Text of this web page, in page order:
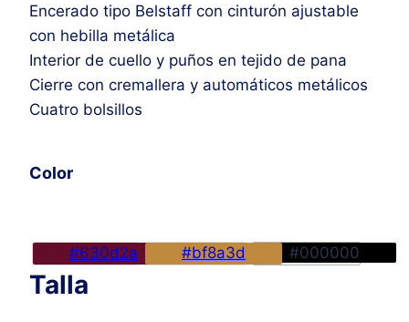
original
era:
168,00€.
actual
es:
75,00€.
Encerado tipo Belstaff con cinturón ajustable
con hebilla metálica
Interior de cuello y puños en tejido de pana
Cierre con cremallera y automáticos metálicos
Cuatro bolsillos
Color
#630d2a #bf8a3d #000000
Talla